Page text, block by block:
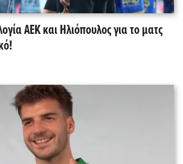
ΑΕΚ και Ηλιόπουλος για το ματς